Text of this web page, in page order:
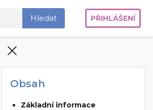
Hledat PŘIHLÁŠENÍ
Přeskočit: Obsah
Obsah
Základní informace